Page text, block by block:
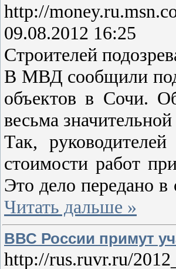
http://
09.08.2012 16:25
Строителей
В МВД сообщили
объектов в Сочи.
весьма
Так,
стоимости работ
Это дело передано
Читать дальше »
ВВС России примут
http://rus.ruvr.ru/